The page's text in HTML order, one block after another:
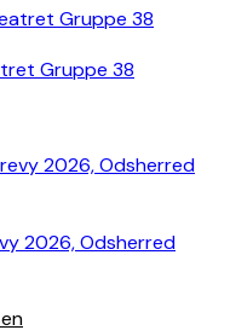
Gruppe 38
2026, Odsherred